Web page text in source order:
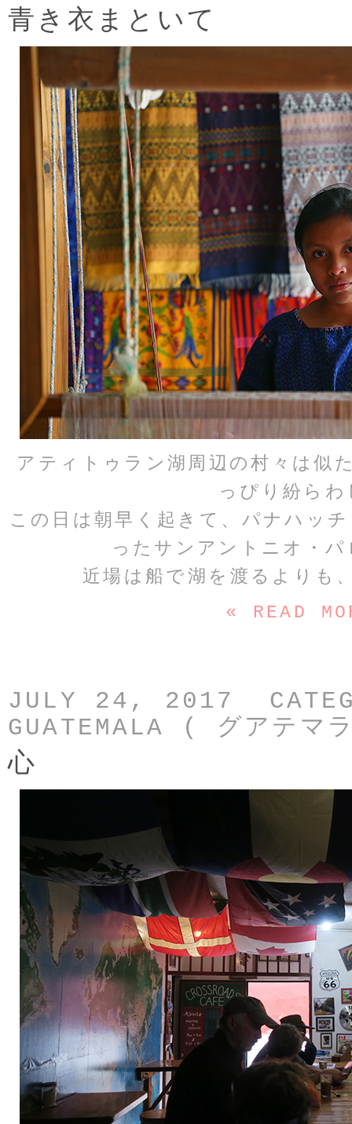
青き衣まといて
アティトゥラン湖周辺の村々は似
っぴり紛らわ
この日は朝早く起きて、パナハッ
ったサンアントニオ・
近場は船で湖を渡るよりも
« READ
JULY 24, 2017
GUATEMALA ( グアテマ
心